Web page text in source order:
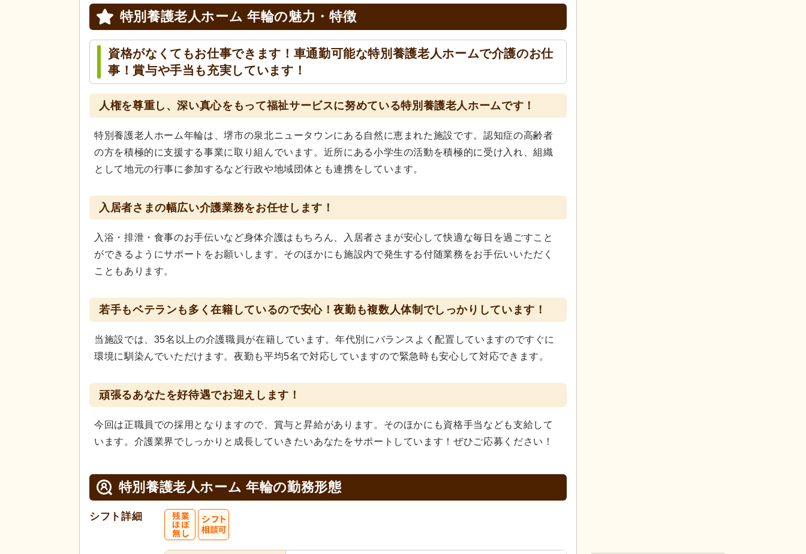
特別養護老人ホーム 年輪の魅力・特徴
資格がなくてもお仕事できます！車通勤可能な特別養護老人ホームで介護のお仕
事！賞与や手当も充実しています！
人権を尊重し、深い真心をもって福祉サービスに努めている特別養護老人ホームです！
特別養護老人ホーム年輪は、堺市の泉北ニュータウンにある自然に恵まれた施設です。認知症の高齢者
の方を積極的に支援する事業に取り組んでいます。近所にある小学生の活動を積極的に受け入れ、組織
として地元の行事に参加するなど行政や地域団体とも連携をしています。
入居者さまの幅広い介護業務をお任せします！
入浴・排泄・食事のお手伝いなど身体介護はもちろん、入居者さまが安心して快適な毎日を過ごすこと
ができるようにサポートをお願いします。そのほかにも施設内で発生する付随業務をお手伝いいただく
こともあります。
若手もベテランも多く在籍しているので安心！夜勤も複数人体制でしっかりしています！
当施設では、35名以上の介護職員が在籍しています。年代別にバランスよく配置していますのですぐに
環境に馴染んでいただけます。夜勤も平均5名で対応していますので緊急時も安心して対応できます。
頑張るあなたを好待遇でお迎えします！
今回は正職員での採用となりますので、賞与と昇給があります。そのほかにも資格手当なども支給して
います。介護業界でしっかりと成長していきたいあなたをサポートしています！ぜひご応募ください！
特別養護老人ホーム 年輪の勤務形態
シフト詳細